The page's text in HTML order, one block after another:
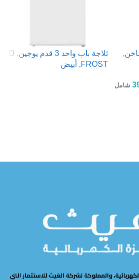
شامل
ثلاجة باب واحد 3 قدم يوجين, D
FROST, أبيض
والمملوكة لشركة الغيث للاستثمار التي